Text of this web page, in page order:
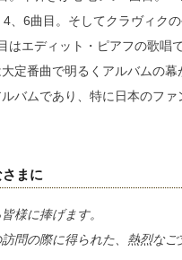
、6曲目。そしてクラヴィク
エディット・ピアフの歌唱
定番曲で明るくアルバムの幕
バムであり、特に日本のフ
まに
様に捧げます。
問の際に得られた、熱烈な